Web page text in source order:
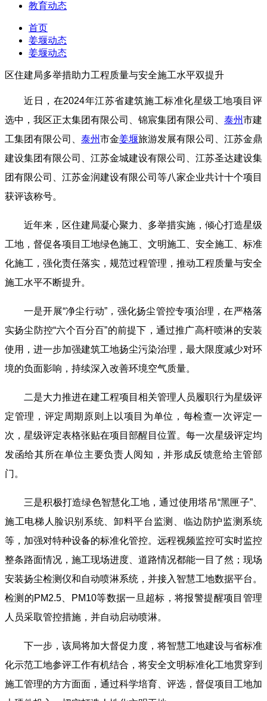
教育动态
首页
姜堰动态
姜堰动态
区住建局多举措助力工程质量与安全施工水平双提升
近日，在2024年江苏省建筑施工标准化星级工地项目评
选中，我区正太集团有限公司、锦宸集团有限公司、 泰州市建
工集团有限公司、 泰州市金姜堰旅游发展有限公司、江苏金鼎
建设集团有限公司、江苏金城建设有限公司、江苏圣达建设集
团有限公司、江苏金润建设有限公司等八家企业共计十个项目
获评该称号。
近年来，区住建局凝心聚力、多举措实施，倾心打造星级
工地，督促各项目工地绿色施工、文明施工、安全施工、标准
化施工，强化责任落实，规范过程管理，推动工程质量与安全
施工水平不断提升。
一是开展“净尘行动”，强化扬尘管控专项治理，在严格落
实扬尘防控“六个百分百”的前提下，通过推广高杆喷淋的安装
使用，进一步加强建筑工地扬尘污染治理，最大限度减少对环
境的负面影响，持续深入改善环境空气质量。
二是大力推进在建工程项目相关管理人员履职行为星级评
定管理，评定周期原则上以项目为单位，每检查一次评定一
次，星级评定表格张贴在项目部醒目位置。每一次星级评定均
发函给其所在单位主要负责人阅知，并形成反馈意给主管部
门。
三是积极打造绿色智慧化工地，通过使用塔吊“黑匣子”、
施工电梯人脸识别系统、卸料平台监测、临边防护监测系统
等，加强对特种设备的标准化管控。远程视频监控可实时监控
整条路面情况，施工现场进度、道路情况都能一目了然；现场
安装扬尘检测仪和自动喷淋系统，并接入智慧工地数据平台。
检测的PM2.5、PM10等数据一旦超标，将报警提醒项目管理
人员采取管控措施，并自动启动喷淋。
下一步，该局将加大督促力度，将智慧工地建设与省标准
化示范工地参评工作有机结合，将安全文明标准化工地贯穿到
施工管理的方方面面，通过科学培育、评选，督促项目工地加